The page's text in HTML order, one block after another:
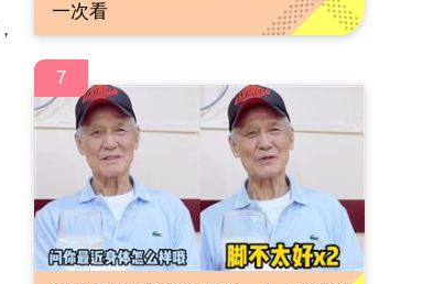
一次看
7